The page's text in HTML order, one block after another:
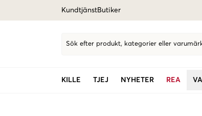
KundtjänstButiker
Sök efter produkt, kategorier eller
KILLE TJEJ NYHETER REA